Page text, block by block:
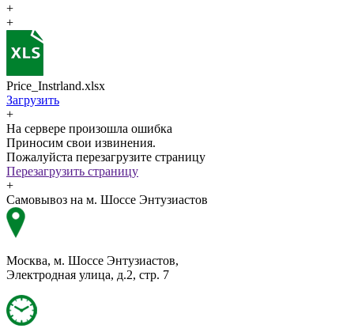
+
+
Price_Instrland.xlsx
Загрузить
+
На сервере произошла ошибка
Приносим свои извинения.
Пожалуйста перезагрузите страницу
Перезагрузить страницу
+
Самовывоз на м. Шоссе Энтузиастов
Москва, м. Шоссе Энтузиастов,
Электродная улица, д.2, стр. 7